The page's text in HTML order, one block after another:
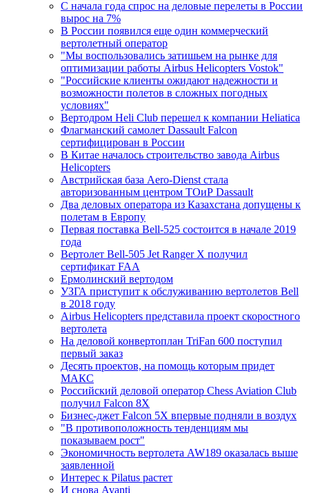
С начала года спрос на деловые перелеты в России
вырос на 7%
В России появился еще один коммерческий
вертолетный оператор
"Мы воспользовались затишьем на рынке для
оптимизации работы Airbus Helicopters Vostok"
"Российские клиенты ожидают надежности и
возможности полетов в сложных погодных
условиях"
Вертодром Heli Club перешел к компании Heliatica
Флагманский самолет Dassault Falcon
сертифицирован в России
В Китае началось строительство завода Airbus
Helicopters
Австрийская база Aero-Dienst стала
авторизованным центром ТОиР Dassault
Два деловых оператора из Казахстана допущены к
полетам в Европу
Первая поставка Bell-525 состоится в начале 2019
года
Вертолет Bell-505 Jet Ranger X получил
сертификат FAA
Ермолинский вертодом
УЗГА приступит к обслуживанию вертолетов Bell
в 2018 году
Airbus Helicopters представила проект скоростного
вертолета
На деловой конвертоплан TriFan 600 поступил
первый заказ
Десять проектов, на помощь которым придет
МАКС
Российский деловой оператор Chess Aviation Club
получил Falcon 8X
Бизнес-джет Falcon 5X впервые подняли в воздух
"В противоположность тенденциям мы
показываем рост"
Экономичность вертолета AW189 оказалась выше
заявленной
Интерес к Pilatus растет
И снова Avanti